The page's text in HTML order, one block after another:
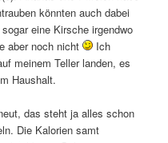
könnten auch dabei
eine Kirsche irgendwo
aber noch nicht
Ich
meinem Teller landen, es
Haushalt.
das steht ja alles schon
Die Kalorien samt